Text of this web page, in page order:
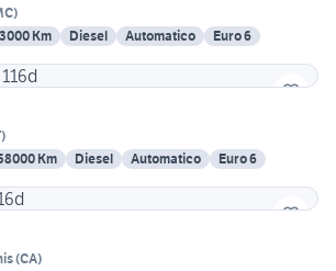
)
Km Diesel Automatico
Euro 6
)
Km Diesel Automatico
Euro 6
(CA)